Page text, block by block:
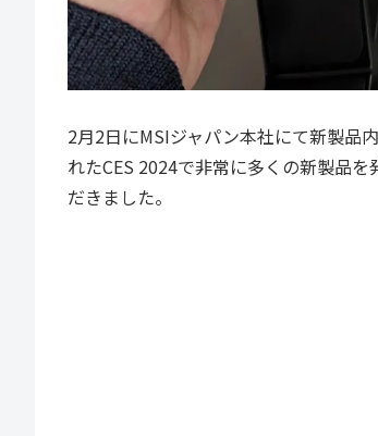
2月2日にMSIジャパン本社にて新製品
れたCES 2024で非常に多くの新製品
だきました。